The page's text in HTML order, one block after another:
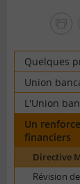
tous
Quelques
Union
L'Union
Un
financiers
Directive
Révision